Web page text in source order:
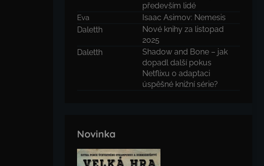
především lidé
Eva
Isaac Asimov: Nemesis
Daletth
Nové knihy za listopad
2025
Daletth
Shadow and Bone – jak
dopadl další pokus
Netflixu o adaptaci
úspěšné knižní série?
Novinka